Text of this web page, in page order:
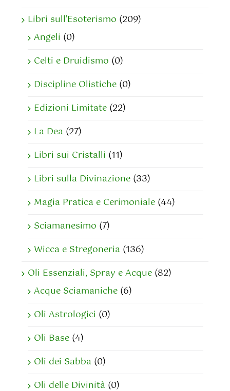
Libri sull'Esoterismo (209)
Angeli (0)
Celti e Druidismo (0)
Discipline Olistiche (0)
Edizioni Limitate (22)
La Dea (27)
Libri sui Cristalli (11)
Libri sulla Divinazione (33)
Magia Pratica e Cerimoniale (44)
Sciamanesimo (7)
Wicca e Stregoneria (136)
Oli Essenziali, Spray e Acque (82)
Acque Sciamaniche (6)
Oli Astrologici (0)
Oli Base (4)
Oli dei Sabba (0)
Oli delle Divinità (0)